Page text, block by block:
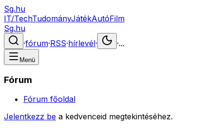
Sg.hu
IT/TechTudományJátékAutóFilm
Sg.hu
·fórum·RSS·hírlevél· ·...
Menü
Fórum
Fórum főoldal
Jelentkezz be a kedvenceid megtekintéséhez.